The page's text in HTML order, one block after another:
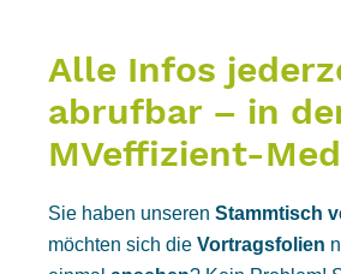
Alle Infos
abrufbar – in
MVeffizient-
Sie haben unseren Stammtisch
möchten sich die Vortragsfolien